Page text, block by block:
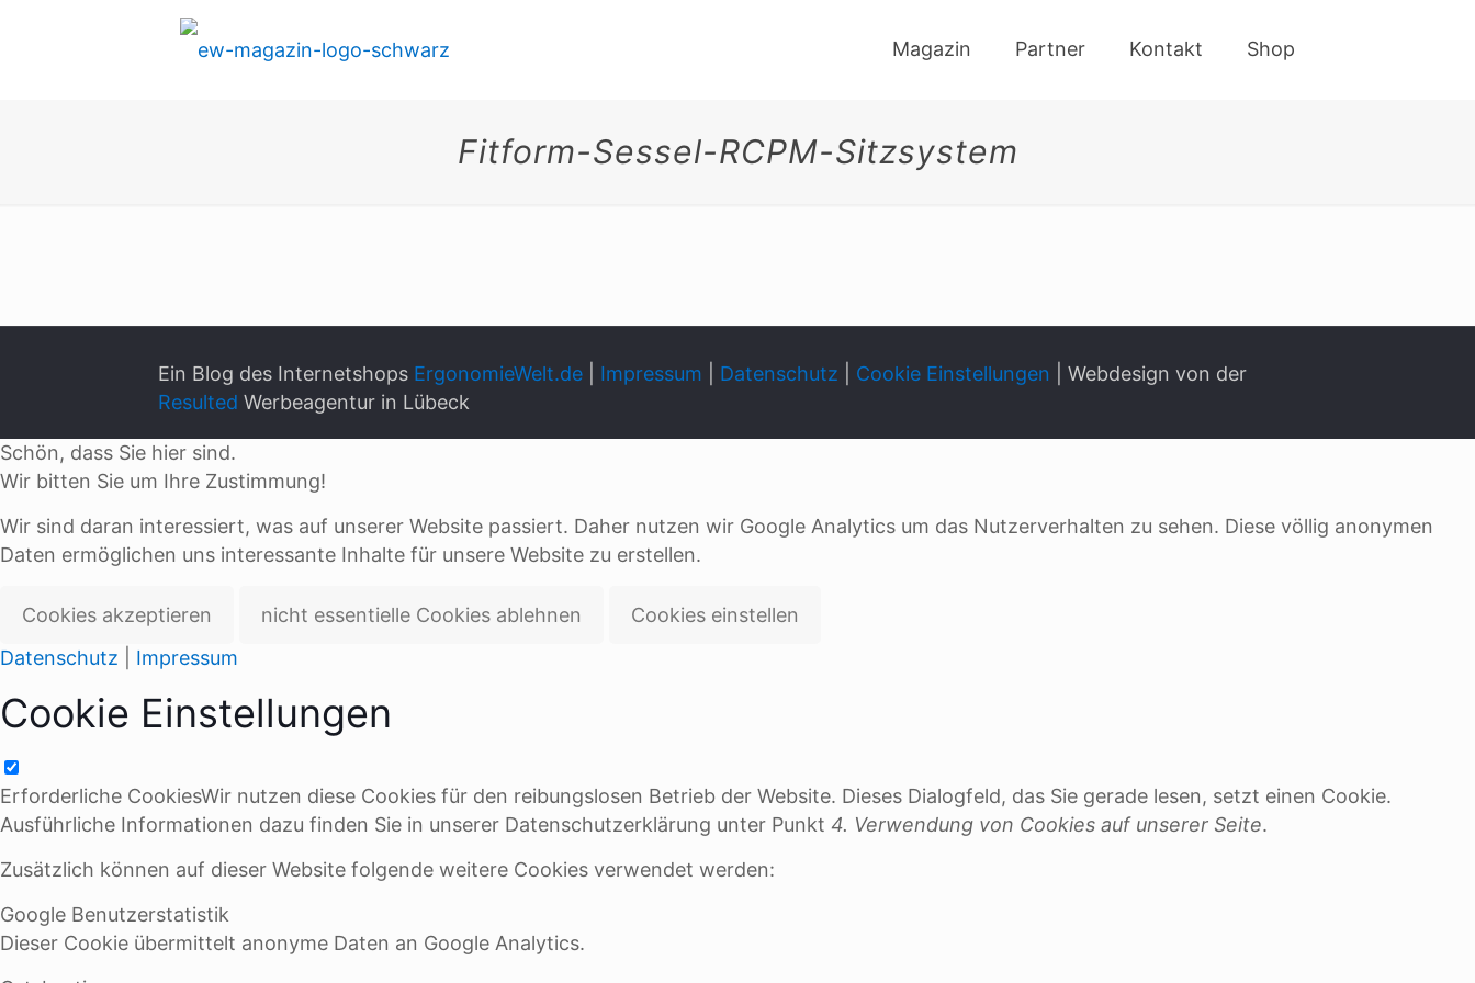
Magazin Partner Kontakt Shop
Fitform-Sessel-RCPM-Sitzsystem
Ein Blog des Internetshops ErgonomieWelt.de Impressum Datenschutz Cookie Einstellungen | Webdesign von der
Resulted Werbeagentur in Lübeck
Schön, dass Sie hier sind.
Wir bitten Sie um Ihre Zustimmung!
Wir sind daran interessiert, was auf unserer Website passiert. Daher nutzen wir Google Analytics um das Nutzerverhalten zu sehen. Diese völlig anonymen
Daten ermöglichen uns interessante Inhalte für unsere Website zu erstellen.
Cookies akzeptieren nicht essentielle Cookies ablehnen
Cookies einstellen
Datenschutz
Impressum
Cookie Einstellungen
Erforderliche CookiesWir nutzen diese Cookies für den reibungslosen Betrieb der Website. Dieses Dialogfeld, das Sie gerade lesen, setzt einen Cookie.
Ausführliche Informationen dazu finden Sie in unserer Datenschutzerklärung unter Punkt 4. Verwendung von Cookies auf unserer Seite.
Zusätzlich können auf dieser Website folgende weitere Cookies verwendet werden:
Google Benutzerstatistik
Dieser Cookie übermittelt anonyme Daten an Google Analytics.